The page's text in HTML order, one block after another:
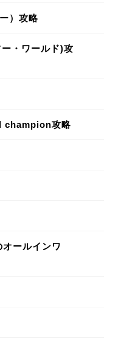
）攻略
・ワールド)攻
champion攻略
ールインワ